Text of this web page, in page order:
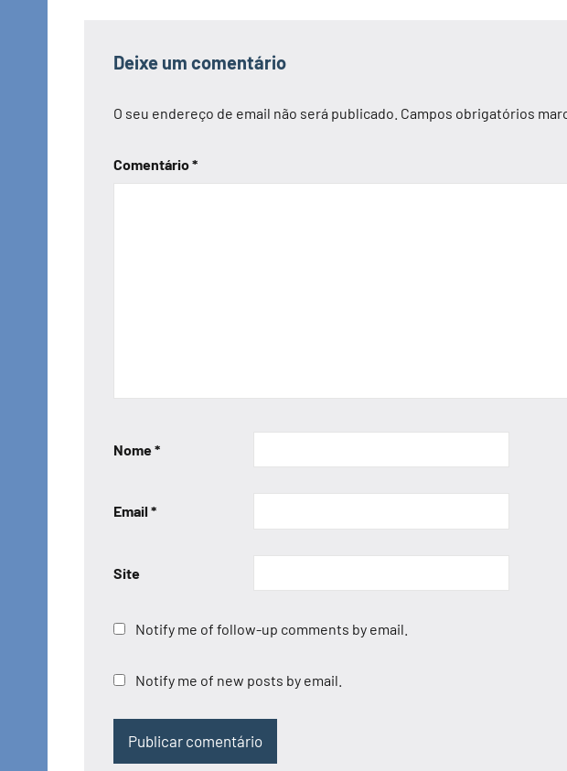
Deixe um comentário
O seu endereço de email não será publicado. Campos obrigatórios
Comentário*
Nome*
Email *
Site
Notify me of follow-up comments by email.
Notify me of new posts by email.